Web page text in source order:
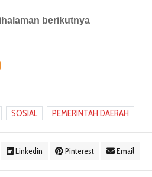
berikutnya
SOSIAL PEMERINTAH DAERAH
Linkedin Pinterest Email